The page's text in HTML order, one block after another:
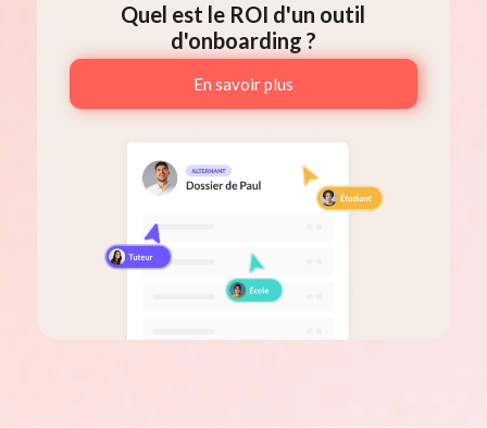
Quel est le ROI d'un outil
d'onboarding ?
En savoir plus